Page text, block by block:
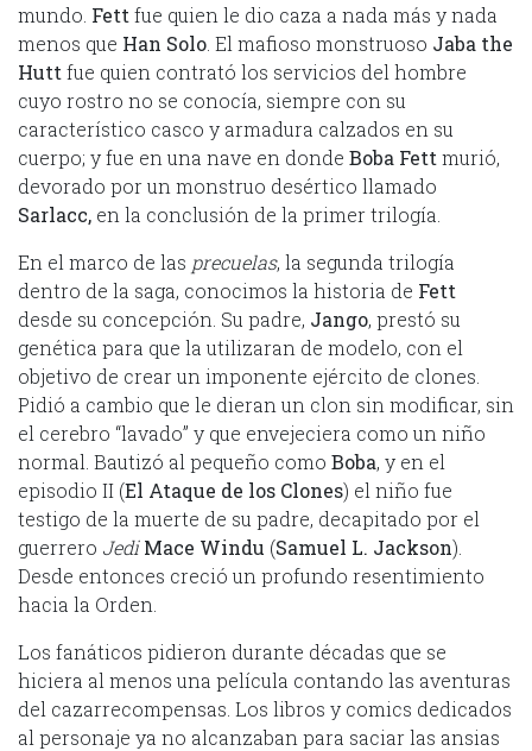
mundo. Fett fue quien le dio caza a nada más y nada
menos que Han Solo . El mafioso monstruoso Jaba the
Hutt fue quien contrató los servicios del hombre
cuyo rostro no se conocía, siempre con su
característico casco y armadura calzados en su
cuerpo; y fue en una nave en donde Boba Fett murió,
devorado por un monstruo desértico llamado
Sarlacc, en la conclusión de la primer trilogía.
En el marco de las precuelas, la segunda trilogía
dentro de la saga, conocimos la historia de Fett
desde su concepción. Su padre, Jango, prestó su
genética para que la utilizaran de modelo, con el
objetivo de crear un imponente ejército de clones.
Pidió a cambio que le dieran un clon sin modificar, sin
el cerebro “lavado” y que envejeciera como un niño
normal. Bautizó al pequeño como Boba, y en el
episodio II (El Ataque de los Clones) el niño fue
testigo de la muerte de su padre, decapitado por el
guerrero JediMace Windu (Samuel L. Jackson).
Desde entonces creció un profundo resentimiento
hacia la Orden.
Los fanáticos pidieron durante décadas que se
hiciera al menos una película contando las aventuras
del cazarrecompensas. Los libros y comics dedicados
al personaje ya no alcanzaban para saciar las ansias